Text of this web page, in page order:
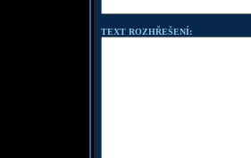
TEXT ROZHŘEŠENÍ: